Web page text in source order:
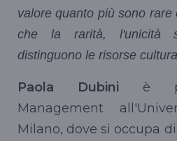
valore quanto più sono
che la rarità, l'unicità
distinguono le risorse
Paola Dubini è
Management
Milano, dove si occupa